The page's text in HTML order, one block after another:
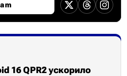
16 QPR2 ускорило